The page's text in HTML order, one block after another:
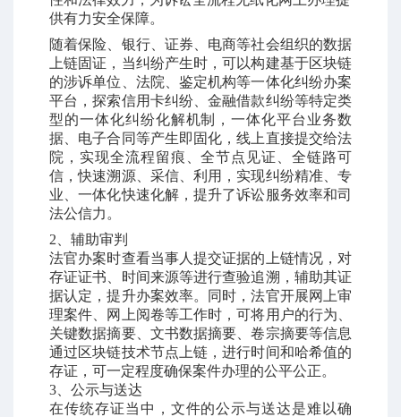
供有力安全保障。
随着保险、银行、证券、电商等社会组织的数据
上链固证，当纠纷产生时，可以构建基于区块链
的涉诉单位、法院、鉴定机构等一体化纠纷办案
平台，探索信用卡纠纷、金融借款纠纷等特定类
型的一体化纠纷化解机制，一体化平台业务数
据、电子合同等产生即固化，线上直接提交给法
院，实现全流程留痕、全节点见证、全链路可
信，快速溯源、采信、利用，实现纠纷精准、专
业、一体化快速化解，提升了诉讼服务效率和司
法公信力。
2、 辅助审判
法官办案时查看当事人提交证据的上链情况，对
存证证书、时间来源等进行查验追溯，辅助其证
据认定，提升办案效率。同时，法官开展网上审
理案件、网上阅卷等工作时，可将用户的行为、
关键数据摘要、文书数据摘要、卷宗摘要等信息
通过区块链技术节点上链，进行时间和哈希值的
存证，可一定程度确保案件办理的公平公正。
3 、公示与送达
在传统存证当中，文件的公示与送达是难以确